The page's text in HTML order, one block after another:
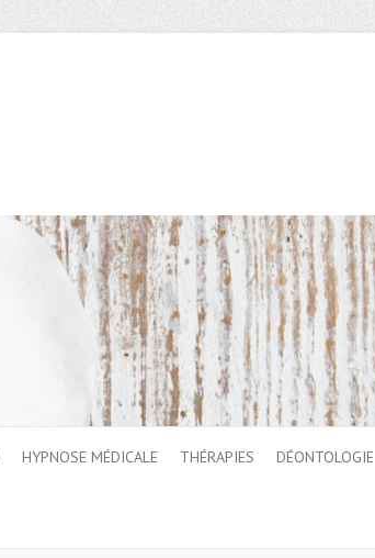
HYPNOSE MÉDICALE THÉRAPIES DÉONTOLOGIE